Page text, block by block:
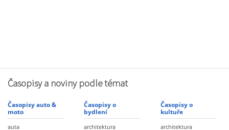
Časopisy a noviny podle témat
Časopisy auto &
moto
auta
Časopisy o
bydlení
architektura
Časopisy o
kultuře
architektura